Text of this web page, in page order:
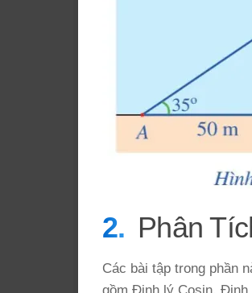
Phân
Các bài tập trong phần